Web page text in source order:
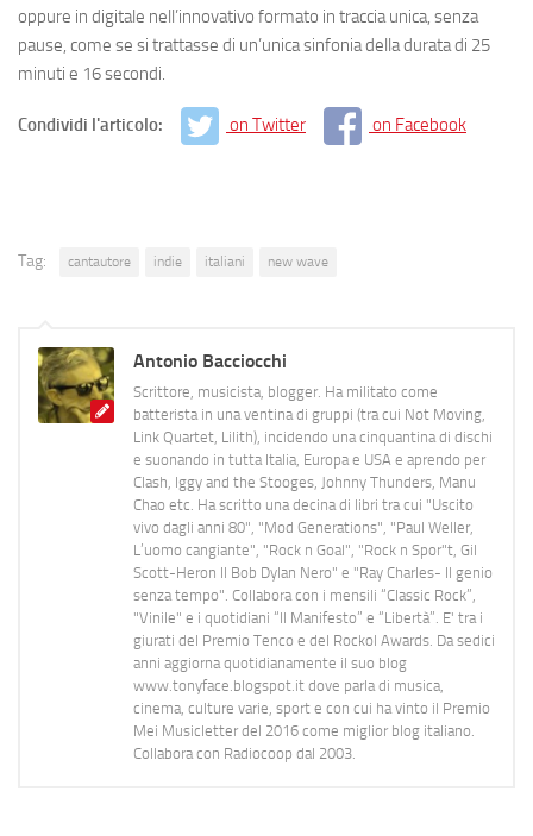
oppure in digitale nell’innovativo formato in traccia unica, senza
pause, come se si trattasse di un’unica sinfonia della durata di 25
minuti e 16 secondi.
Condividi l'articolo: on Twitter on Facebook
Tag: cantautore indie italiani new wave
Antonio Bacciocchi
Scrittore, musicista, blogger. Ha militato come
batterista in una ventina di gruppi (tra cui Not Moving,
Link Quartet, Lilith), incidendo una cinquantina di dischi
e suonando in tutta Italia, Europa e USA e aprendo per
Clash, Iggy and the Stooges, Johnny Thunders, Manu
Chao etc. Ha scritto una decina di libri tra cui "Uscito
vivo dagli anni 80", "Mod Generations", "Paul Weller,
L’uomo cangiante", "Rock n Goal", "Rock n Spor"t, Gil
Scott-Heron Il Bob Dylan Nero" e "Ray Charles- Il genio
senza tempo". Collabora con i mensili “Classic Rock”,
"Vinile" e i quotidiani “Il Manifesto” e “Libertà”. E' tra i
giurati del Premio Tenco e del Rockol Awards. Da sedici
anni aggiorna quotidianamente il suo blog
www.tonyface.blogspot.it dove parla di musica,
cinema, culture varie, sport e con cui ha vinto il Premio
Mei Musicletter del 2016 come miglior blog italiano.
Collabora con Radiocoop dal 2003.